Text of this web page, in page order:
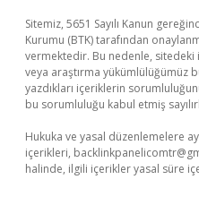
Sitemiz, 5651 Sayılı Kanun
Kurumu (BTK) tarafından
vermektedir. Bu nedenle,
veya araştırma yükümlülüğümüz
yazdıkları içeriklerin
bu sorumluluğu kabul etmiş
Hukuka ve yasal düzenlemelere
içerikleri,
halinde, ilgili içerikler yasal süre